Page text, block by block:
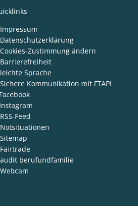
Impressum
Datenschutzerklärung
Cookies-Zustimmung ändern
Barrierefreiheit
leichte Sprache
Sichere Kommunikation mit FTAPI
Facebook
Instagram
RSS-Feed
Notsituationen
Sitemap
Fairtrade
audit berufundfamilie
Webcam